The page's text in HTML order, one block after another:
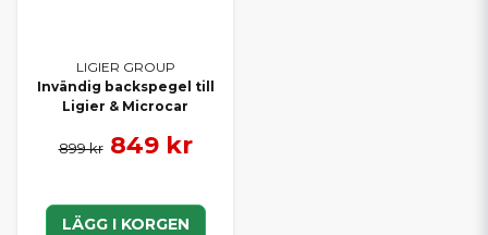
LIGIER GROUP
Invändig backspegel till
Ligier & Microcar
899 kr 849 kr
LÄGG I KORGEN